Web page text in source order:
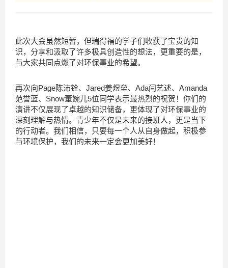
此次大会虽然短暂，但瑞得福的学子们收获了宝贵的知
识，分享和汲取了许多极具创造性的想法，更重要的是，
与大家共同点燃了对环保事业的希望。
再次向Page陈沛铨、Jared姜煜垒、Ada闫艺述、Amanda
范誉蓝、Snow董婉儿5位同学表示最热烈的祝贺！你们的
演讲不仅展现了卓越的知识储备，更体现了对环保事业的
深刻理解与热情。青少年不仅是未来的接班人，更是当下
的行动者。我们相信，只要每一个人从自身做起，积极参
与环境保护，我们的未来一定会更加美好！